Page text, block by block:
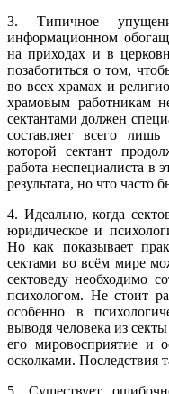
3. Типичное
информационном
на приходах и в
позаботиться о том,
во всех храмах и
храмовым работникам
сектантами должен
составляет всего
которой сектант
работа неспециалиста в
результата, но что часто
4. Идеально, когда
юридическое и
Но как показывает
сектами во всём мире
сектоведу необходимо
психологом. Не стоит
особенно в
выводя человека из
его мировосприятие и
осколками. Последствия